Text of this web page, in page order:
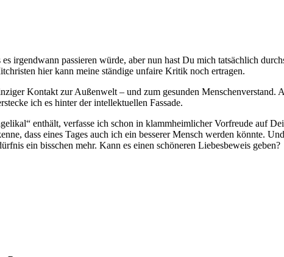
es irgendwann passieren würde, aber nun hast Du mich tatsächlich
hier kann meine ständige unfaire Kritik noch ertragen.
Kontakt zur Außenwelt – und zum gesunden
ich es hinter der intellektuellen Fassade.
enthält, verfasse ich schon in klammheimlicher Vorfreude auf
dass eines Tages auch ich ein besserer Mensch werden könnte.
ein bisschen mehr. Kann es einen schöneren Liebesbeweis geben?